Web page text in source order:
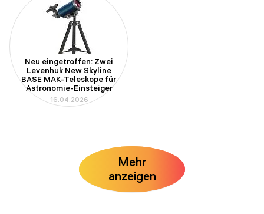
Neu eingetroffen: Zwei
Levenhuk New Skyline
BASE MAK-Teleskope für
Astronomie-Einsteiger
16.04.2026
Mehr
anzeigen